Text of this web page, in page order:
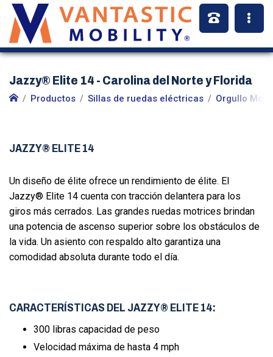
Jazzy® Elite 14 - Carolina del Norte y Florida
Productos Sillas de ruedas eléctricas Orgullo
JAZZY® ELITE 14
Un diseño de élite ofrece un rendimiento de élite. El
Jazzy® Elite 14 cuenta con tracción delantera para los
giros más cerrados. Las grandes ruedas motrices brindan
una potencia de ascenso superior sobre los obstáculos de
la vida. Un asiento con respaldo alto garantiza una
comodidad absoluta durante todo el día.
CARACTERÍSTICAS DEL JAZZY® ELITE 14:
300 libras capacidad de peso
Velocidad máxima de hasta 4 mph